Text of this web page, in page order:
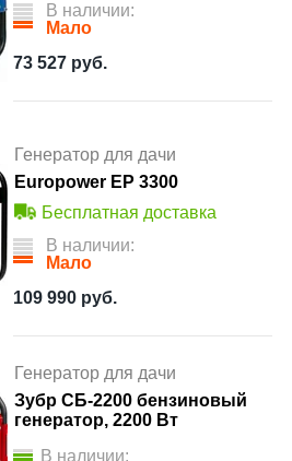
В наличии:
Мало
73 527 руб.
Генератор для дачи
Europower ЕР 3300
Бесплатная доставка
В наличии:
Мало
109 990 руб.
Генератор для дачи
Зубр СБ-2200 бензиновый
генератор, 2200 Вт
В наличии: